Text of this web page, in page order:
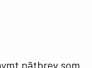
nätbrev som